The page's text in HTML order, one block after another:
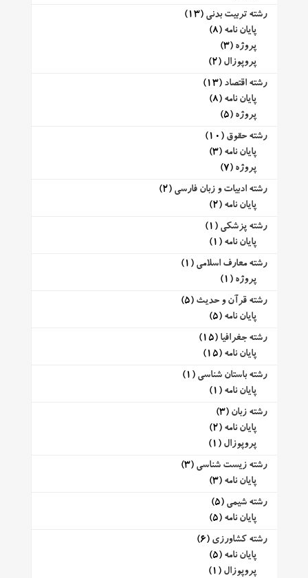
رشته تربیت بدنی (13)
پایان نامه (8)
پروژه (3)
پروپوزال (2)
رشته اقتصاد (13)
پایان نامه (8)
پروژه (5)
رشته حقوق (10)
پایان نامه (3)
پروژه (7)
رشته ادبیات و زبان فارسی (2)
پایان نامه (2)
رشته پزشکی (1)
پایان نامه (1)
رشته معارف اسلامی (1)
پروژه (1)
رشته قرآن و حدیث (5)
پایان نامه (5)
رشته جغرافیا (15)
پایان نامه (15)
رشته باستان شناسی (1)
پایان نامه (1)
رشته زبان (3)
پایان نامه (2)
پروپوزال (1)
رشته زیست شناسی (3)
پایان نامه (3)
رشته شیمی (5)
پایان نامه (5)
رشته کشاورزی (6)
پایان نامه (5)
پروپوزال (1)